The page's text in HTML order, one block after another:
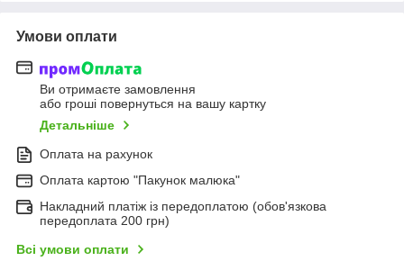
Умови оплати
Ви отримаєте замовлення
або гроші повернуться на вашу картку
Детальніше
Оплата на рахунок
Оплата картою "Пакунок малюка"
Накладний платіж із передоплатою (обов'язкова
передоплата 200 грн)
Всі умови оплати